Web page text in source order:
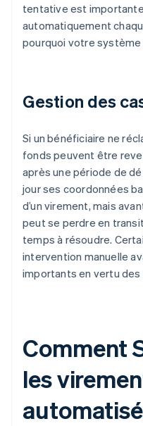
tentative est
automatiquement
pourquoi votre système
Gestion des
Si un bénéficiaire ne
fonds peuvent être
après une période de
jour ses coordonnées
d’un virement, mais
peut se perdre en
temps à résoudre.
intervention manuelle
importants en vertu
Comment
les